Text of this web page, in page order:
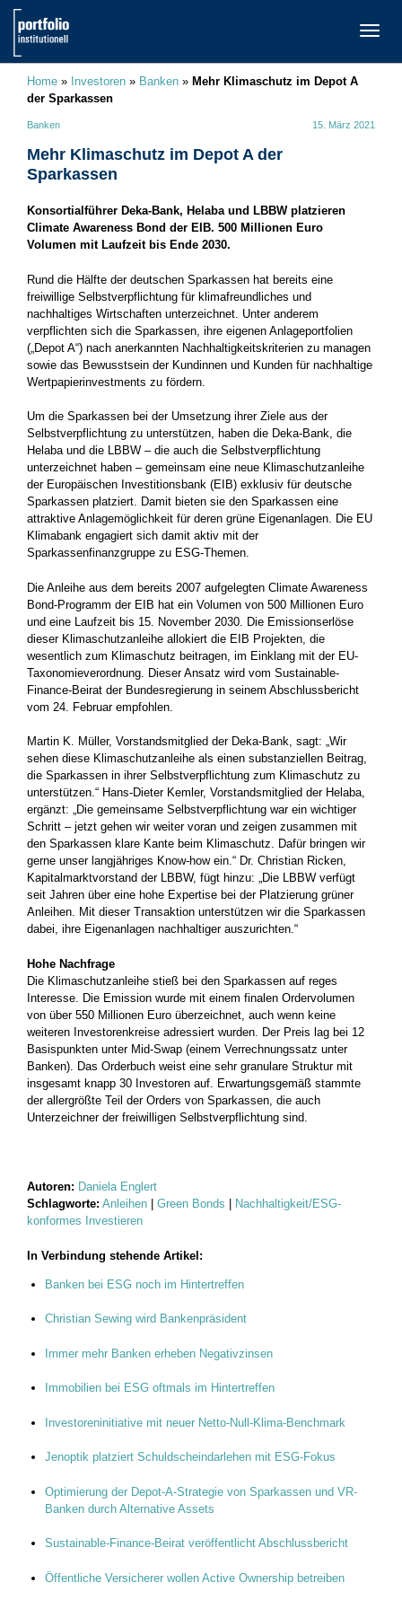
Home » Investoren » Banken » Mehr Klimaschutz im Depot A
der Sparkassen
Banken 15. März 2021
Mehr Klimaschutz im Depot A der
Sparkassen
Konsortialführer Deka-Bank, Helaba und LBBW platzieren
Climate Awareness Bond der EIB. 500 Millionen Euro
Volumen mit Laufzeit bis Ende 2030.
Rund die Hälfte der deutschen Sparkassen hat bereits eine
freiwillige Selbstverpflichtung für klimafreundliches und
nachhaltiges Wirtschaften unterzeichnet. Unter anderem
verpflichten sich die Sparkassen, ihre eigenen Anlageportfolien
(„Depot A“) nach anerkannten Nachhaltigkeitskriterien zu managen
sowie das Bewusstsein der Kundinnen und Kunden für nachhaltige
Wertpapierinvestments zu fördern.
Um die Sparkassen bei der Umsetzung ihrer Ziele aus der
Selbstverpflichtung zu unterstützen, haben die Deka-Bank, die
Helaba und die LBBW – die auch die Selbstverpflichtung
unterzeichnet haben – gemeinsam eine neue Klimaschutzanleihe
der Europäischen Investitionsbank (EIB) exklusiv für deutsche
Sparkassen platziert. Damit bieten sie den Sparkassen eine
attraktive Anlagemöglichkeit für deren grüne Eigenanlagen. Die EU
Klimabank engagiert sich damit aktiv mit der
Sparkassenfinanzgruppe zu ESG-Themen.
Die Anleihe aus dem bereits 2007 aufgelegten Climate Awareness
Bond-Programm der EIB hat ein Volumen von 500 Millionen Euro
und eine Laufzeit bis 15. November 2030. Die Emissionserlöse
dieser Klimaschutzanleihe allokiert die EIB Projekten, die
wesentlich zum Klimaschutz beitragen, im Einklang mit der EU-
Taxonomieverordnung. Dieser Ansatz wird vom Sustainable-
Finance-Beirat der Bundesregierung in seinem Abschlussbericht
vom 24. Februar empfohlen.
Martin K. Müller, Vorstandsmitglied der Deka-Bank, sagt: „Wir
sehen diese Klimaschutzanleihe als einen substanziellen Beitrag,
die Sparkassen in ihrer Selbstverpflichtung zum Klimaschutz zu
unterstützen.“ Hans-Dieter Kemler, Vorstandsmitglied der Helaba,
ergänzt: „Die gemeinsame Selbstverpflichtung war ein wichtiger
Schritt – jetzt gehen wir weiter voran und zeigen zusammen mit
den Sparkassen klare Kante beim Klimaschutz. Dafür bringen wir
gerne unser langjähriges Know-how ein.“ Dr. Christian Ricken,
Kapitalmarktvorstand der LBBW, fügt hinzu: „Die LBBW verfügt
seit Jahren über eine hohe Expertise bei der Platzierung grüner
Anleihen. Mit dieser Transaktion unterstützen wir die Sparkassen
dabei, ihre Eigenanlagen nachhaltiger auszurichten.“
Hohe Nachfrage
Die Klimaschutzanleihe stieß bei den Sparkassen auf reges
Interesse. Die Emission wurde mit einem finalen Ordervolumen
von über 550 Millionen Euro überzeichnet, auch wenn keine
weiteren Investorenkreise adressiert wurden. Der Preis lag bei 12
Basispunkten unter Mid-Swap (einem Verrechnungssatz unter
Banken). Das Orderbuch weist eine sehr granulare Struktur mit
insgesamt knapp 30 Investoren auf. Erwartungsgemäß stammte
der allergrößte Teil der Orders von Sparkassen, die auch
Unterzeichner der freiwilligen Selbstverpflichtung sind.
Autoren: Daniela Englert
Schlagworte: Anleihen Green Bonds
Nachhaltigkeit/ESG-
konformes Investieren
In Verbindung stehende Artikel:
Banken bei ESG noch im Hintertreffen
Christian Sewing wird Bankenpräsident
Immer mehr Banken erheben Negativzinsen
Immobilien bei ESG oftmals im Hintertreffen
Investoreninitiative mit neuer Netto-Null-Klima-Benchmark
Jenoptik platziert Schuldscheindarlehen mit ESG-Fokus
Optimierung der Depot-A-Strategie von Sparkassen und VR-
Banken durch Alternative Assets
Sustainable-Finance-Beirat veröffentlicht Abschlussbericht
Öffentliche Versicherer wollen Active Ownership betreiben